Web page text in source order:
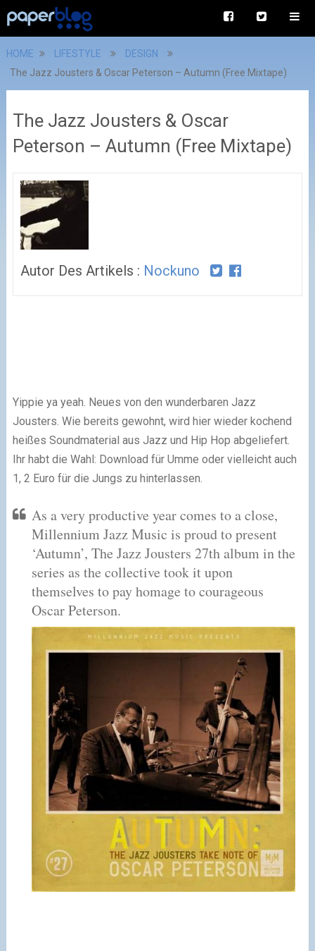
HOME LIFESTYLE
DESIGN
The Jazz Jousters & Oscar Peterson – Autumn (Free Mixtape)
The Jazz Jousters & Oscar
Peterson – Autumn (Free Mixtape)
Autor Des Artikels : Nockuno
Yippie ya yeah. Neues von den wunderbaren Jazz
Jousters. Wie bereits gewohnt, wird hier wieder kochend
heißes Soundmaterial aus Jazz und Hip Hop abgeliefert.
Ihr habt die Wahl: Download für Umme oder vielleicht auch
1, 2 Euro für die Jungs zu hinterlassen.
As a very productive year comes to a close,
Millennium Jazz Music is proud to present
‘Autumn’, The Jazz Jousters 27th album in the
series as the collective took it upon
themselves to pay homage to courageous
Oscar Peterson.